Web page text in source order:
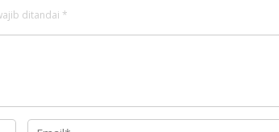
ditandai *